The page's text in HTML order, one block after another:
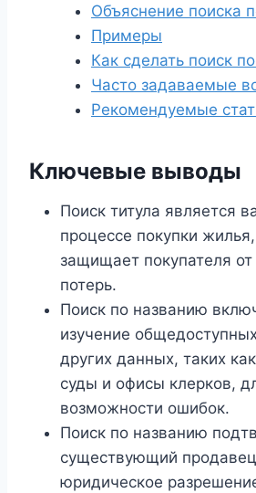
Объяснение поиска
Примеры
Как сделать поиск
Часто задаваемые
Рекомендуемые
Ключевые выводы
Поиск титула является
процессе покупки
защищает покупателя
потерь.
Поиск по названию
изучение
других данных, таких
суды и офисы клерков,
возможности ошибок.
Поиск по названию
существующий
юридическое